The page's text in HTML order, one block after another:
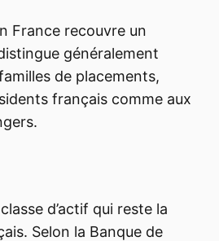
France recouvre un
généralement
de placements,
français comme aux
d’actif qui reste la
Selon la Banque de